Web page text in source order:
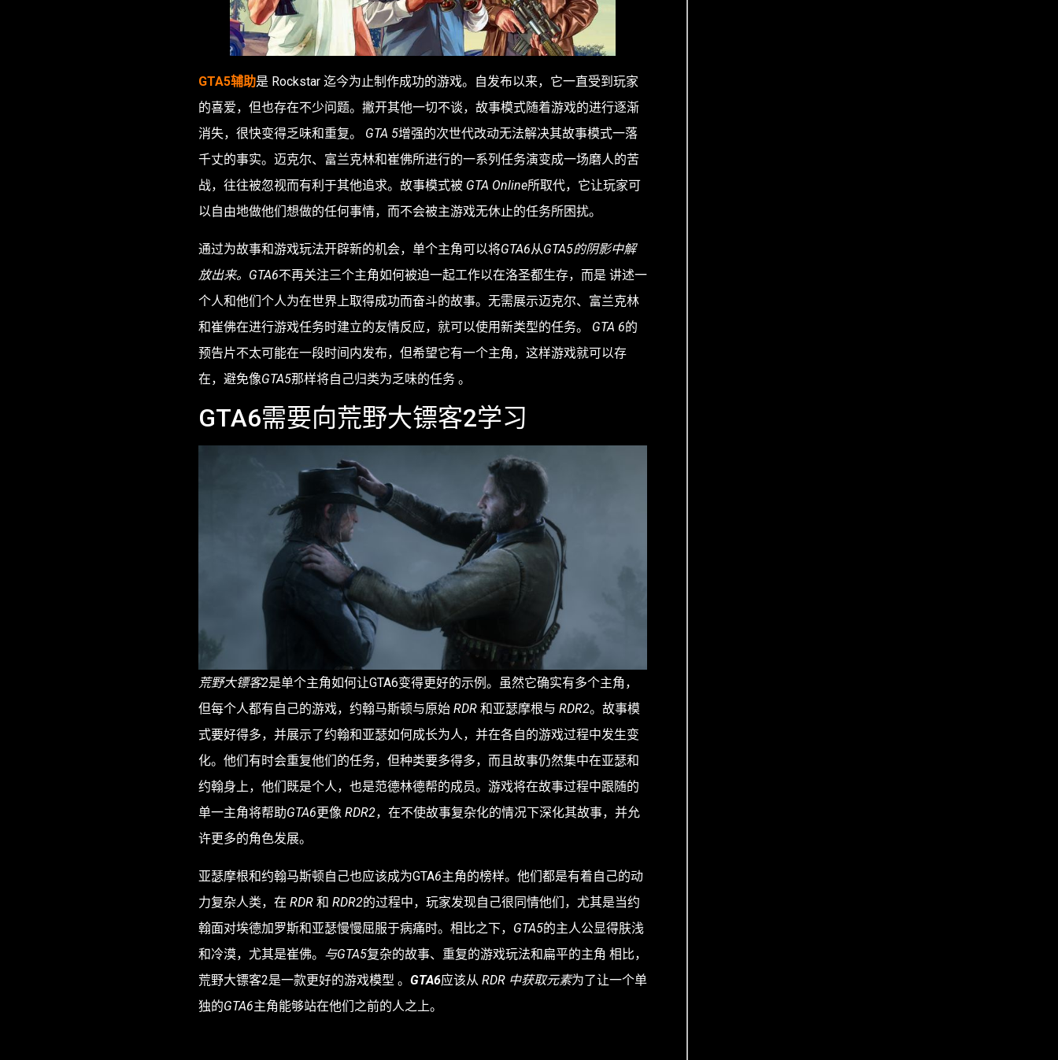
GTA5辅助是 Rockstar 迄今为止制作成功的游戏。自发布以来，它一直受到玩家
的喜爱，但也存在不少问题。撇开其他一切不谈，故事模式随着游戏的进行逐渐
消失，很快变得乏味和重复。 GTA 5增强的次世代改动无法解决其故事模式一落
千丈的事实。迈克尔、富兰克林和崔佛所进行的一系列任务演变成一场磨人的苦
战，往往被忽视而有利于其他追求。故事模式被 GTA Online所取代，它让玩家可
以自由地做他们想做的任何事情，而不会被主游戏无休止的任务所困扰。
通过为故事和游戏玩法开辟新的机会，单个主角可以将GTA6从GTA5的阴影中解
放出来。 GTA6不再关注三个主角如何被迫一起工作以在洛圣都生存，而是 讲述一
个人和他们个人为在世界上取得成功而奋斗的故事。无需展示迈克尔、富兰克林
和崔佛在进行游戏任务时建立的友情反应，就可以使用新类型的任务。 GTA 6的
预告片不太可能在一段时间内发布，但希望它有一个主角，这样游戏就可以存
在，避免像GTA5那样将自己归类为乏味的任务 。
GTA6需要向荒野大镖客2学习
荒野大镖客2是单个主角如何让GTA6变得更好的示例。虽然它确实有多个主角，
但每个人都有自己的游戏，约翰马斯顿与原始 RDR 和亚瑟摩根与 RDR2。故事模
式要好得多，并展示了约翰和亚瑟如何成长为人，并在各自的游戏过程中发生变
化。他们有时会重复他们的任务，但种类要多得多，而且故事仍然集中在亚瑟和
约翰身上，他们既是个人，也是范德林德帮的成员。游戏将在故事过程中跟随的
单一主角将帮助GTA6更像 RDR2，在不使故事复杂化的情况下深化其故事，并允
许更多的角色发展。
亚瑟摩根和约翰马斯顿自己也应该成为GTA6主角的榜样。他们都是有着自己的动
力复杂人类，在 RDR 和 RDR2的过程中，玩家发现自己很同情他们，尤其是当约
翰面对埃德加罗斯和亚瑟慢慢屈服于病痛时。相比之下， GTA5的主人公显得肤浅
和冷漠，尤其是崔佛。 与GTA5复杂的故事、重复的游戏玩法和扁平的主角 相比，
荒野大镖客2是一款更好的游戏模型 。 GTA6应该从 RDR 中获取元素为了让一个单
独的GTA6主角能够站在他们之前的人之上。